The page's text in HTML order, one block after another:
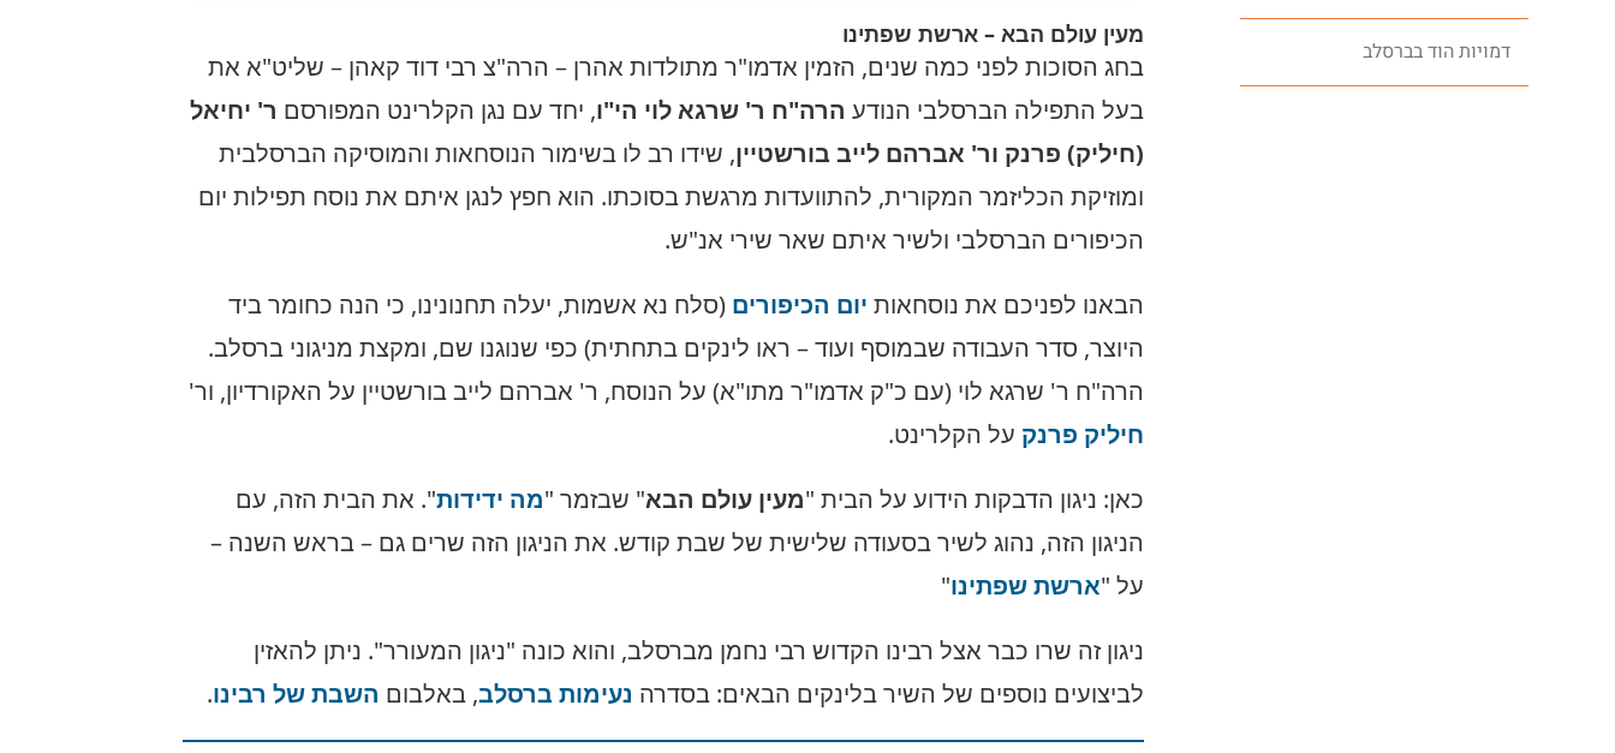
דמויות הוד בברסלב
מעין עולם הבא – ארשת שפתינו
בחג הסוכות לפני כמה שנים, הזמין אדמו"ר מתולדות אהרן – הרה"צ רבי דוד קאהן – שליט"א את
בעל התפילה הברסלבי הנודע הרה"ח ר' שרגא לוי הי"ו, יחד עם נגן הקלרינט המפורסם ר' יחיאל
(חיליק) פרנק ור' אברהם לייב בורשטיין, שידו רב לו בשימור הנוסחאות והמוסיקה הברסלבית
ומוזיקת הכליזמר המקורית, להתוועדות מרגשת בסוכתו. הוא חפץ לנגן איתם את נוסח תפילות יום
הכיפורים הברסלבי ולשיר איתם שאר שירי אנ"ש.
הבאנו לפניכם את נוסחאות יום הכיפורים (סלח נא אשמות, יעלה תחנונינו, כי הנה כחומר ביד
היוצר, סדר העבודה שבמוסף ועוד – ראו לינקים בתחתית) כפי שנוגנו שם, ומקצת מניגוני ברסלב.
הרה"ח ר' שרגא לוי (עם כ"ק אדמו"ר מתו"א) על הנוסח, ר' אברהם לייב בורשטיין על האקורדיון, ור'
חיליק פרנק על הקלרינט.
כאן: ניגון הדבקות הידוע על הבית "מעין עולם הבא" שבזמר "מה ידידות". את הבית הזה, עם
הניגון הזה, נהוג לשיר בסעודה שלישית של שבת קודש. את הניגון הזה שרים גם – בראש השנה –
על "ארשת שפתינו"
ניגון זה שרו כבר אצל רבינו הקדוש רבי נחמן מברסלב, והוא כונה "ניגון המעורר". ניתן להאזין
לביצועים נוספים של השיר בלינקים הבאים: בסדרה נעימות ברסלב, באלבום השבת של רבינו.